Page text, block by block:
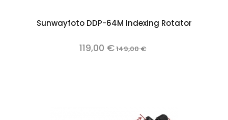
Sunwayfoto DDP-64M Indexing Rotator
119,00 €149,00 €